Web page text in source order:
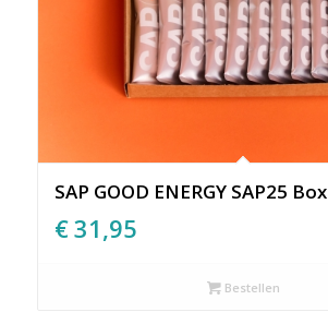
SAP GOOD ENERGY SAP25 Box
€31,95
Bestellen